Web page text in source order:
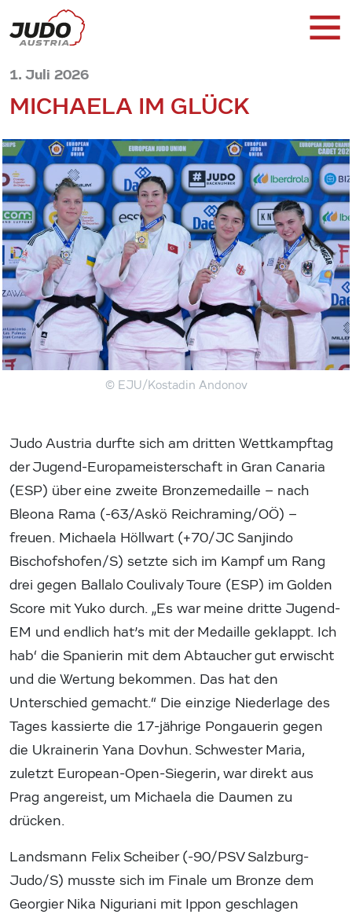
1. Juli 2026
MICHAELA IM GLÜCK
© EJU/Kostadin Andonov
Judo Austria durfte sich am dritten Wettkampftag
der Jugend-Europameisterschaft in Gran Canaria
(ESP) über eine zweite Bronzemedaille – nach
Bleona Rama (-63/Askö Reichraming/OÖ) –
freuen. Michaela Höllwart (+70/JC Sanjindo
Bischofshofen/S) setzte sich im Kampf um Rang
drei gegen Ballalo Coulivaly Toure (ESP) im Golden
Score mit Yuko durch. „Es war meine dritte Jugend-
EM und endlich hat’s mit der Medaille geklappt. Ich
hab‘ die Spanierin mit dem Abtaucher gut erwischt
und die Wertung bekommen. Das hat den
Unterschied gemacht.“ Die einzige Niederlage des
Tages kassierte die 17-jährige Pongauerin gegen
die Ukrainerin Yana Dovhun. Schwester Maria,
zuletzt European-Open-Siegerin, war direkt aus
Prag angereist, um Michaela die Daumen zu
drücken.
Landsmann Felix Scheiber (-90/PSV Salzburg-
Judo/S) musste sich im Finale um Bronze dem
Georgier Nika Niguriani mit Ippon geschlagen